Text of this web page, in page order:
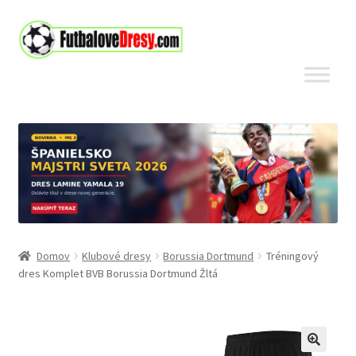
Preskočiť
na
Preskočiť
na
Domov Klubové dresy Borussia Dortmund
Tréningový
dres Komplet BVB Borussia Dortmund Žltá